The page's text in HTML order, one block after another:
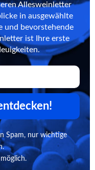
Allesweinletter
in ausgewählte
und bevorstehende
ist Ihre erste
Spam, nur wichtige